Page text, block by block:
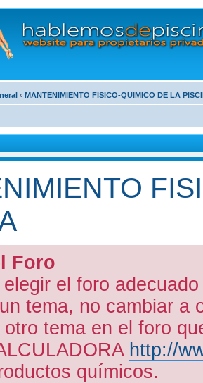
‹ MANTENIMIENTO FISICO-QUIMICO DE LA
Foro
el foro
tema, no cambiar a
tema en el foro
http://
químicos.